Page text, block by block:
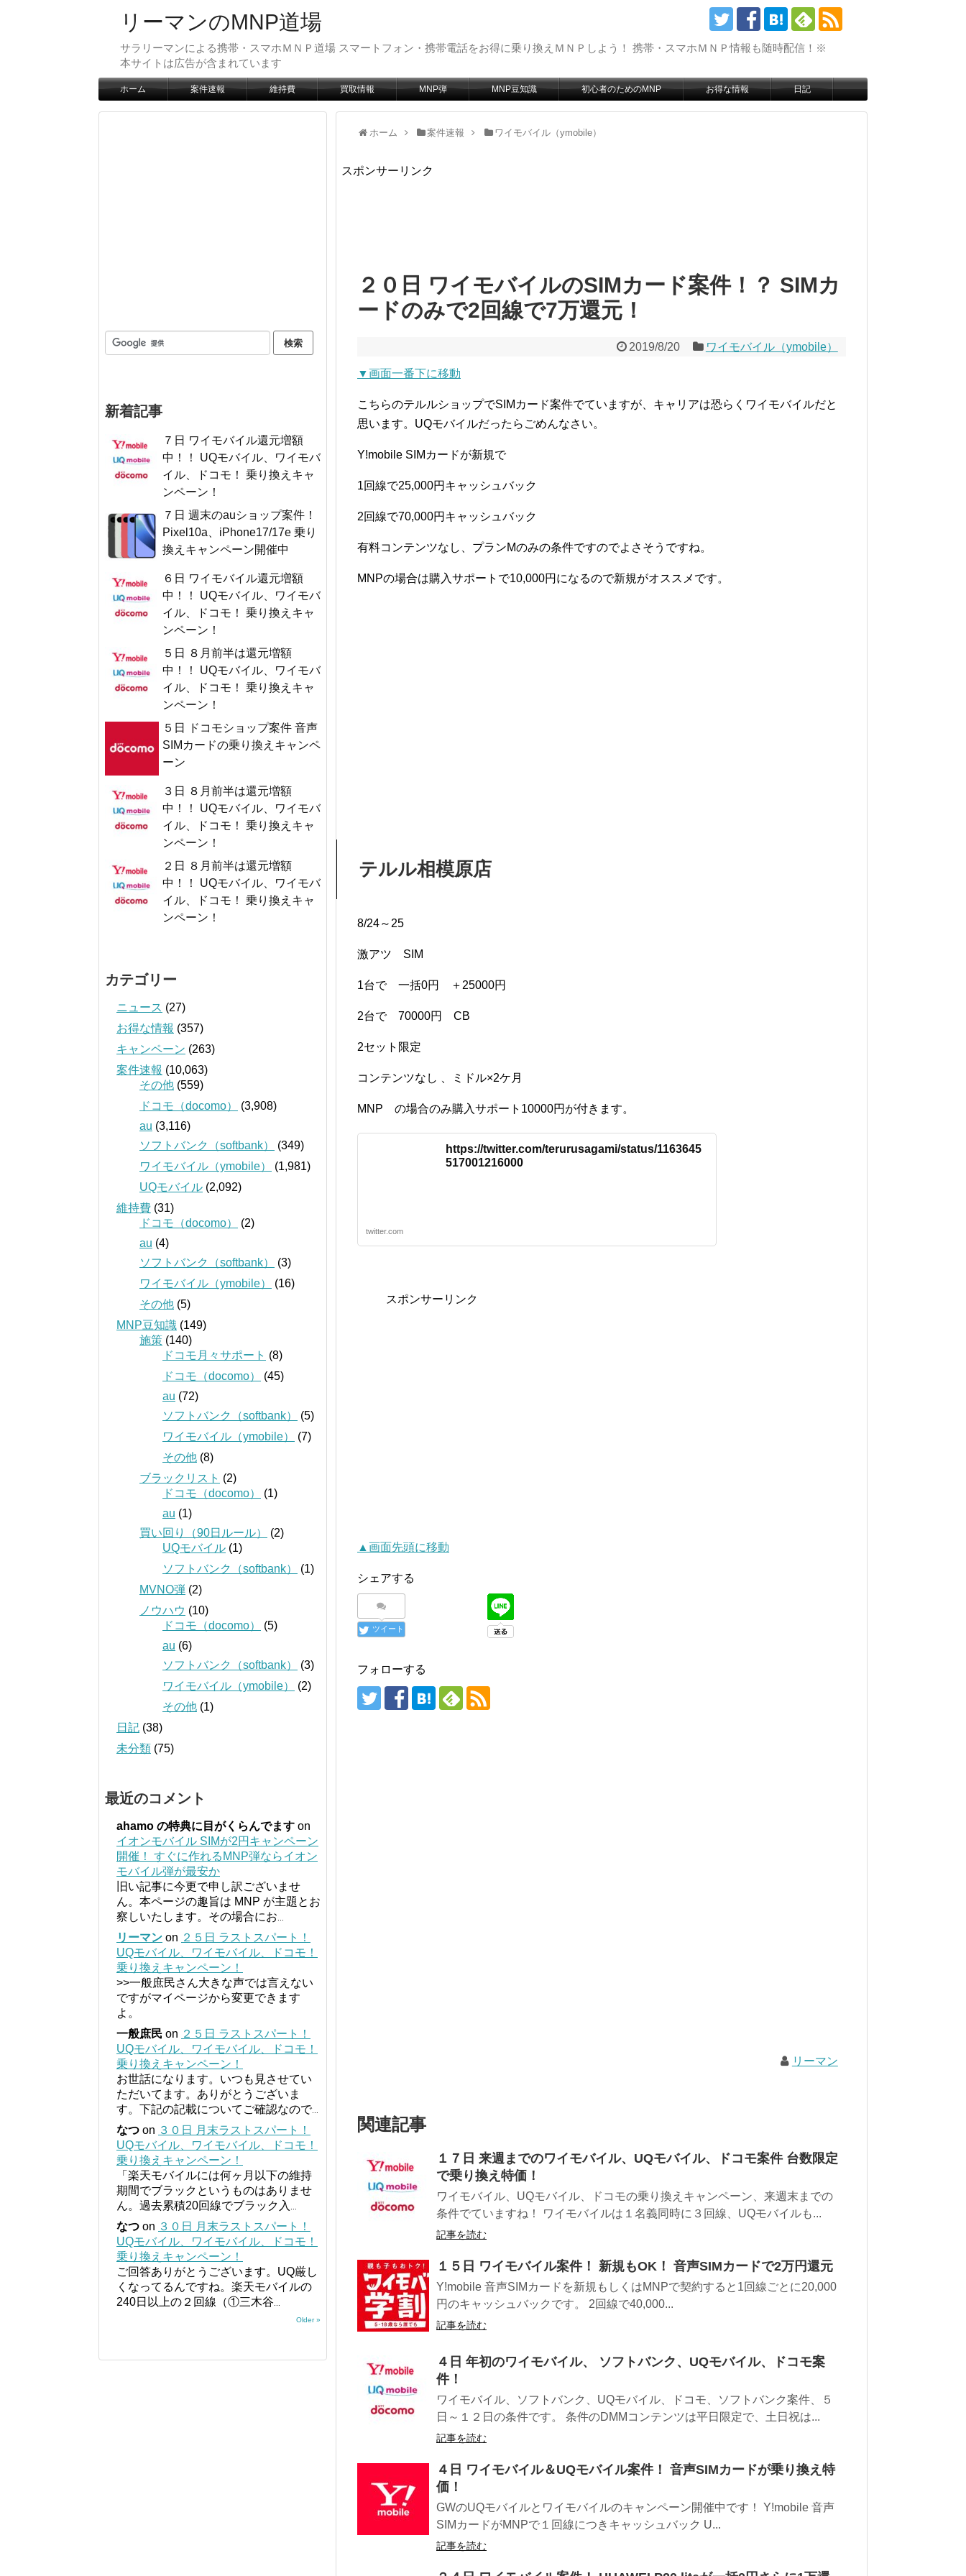
リーマンのMNP道場
サラリーマンによる携帯・スマホＭＮＰ道場 スマートフォン・携帯電話をお得に乗り換えＭＮＰしよう！ 携帯・スマホＭＮＰ情報も随時配信！※
本サイトは広告が含まれています
ホーム 案件速報 維持費 買取情報 MNP弾 MNP豆知識 初心者のためのMNP お得な情報 日記
ホーム 案件速報 ワイモバイル（ymobile）
スポンサーリンク
２０日 ワイモバイルのSIMカード案件！？ SIMカ
ードのみで2回線で7万還元！
2019/8/20 ワイモバイル（ymobile）
▼画面一番下に移動
こちらのテルルショップでSIMカード案件でていますが、キャリアは恐らくワイモバイルだと
思います。UQモバイルだったらごめんなさい。
Y!mobile SIMカードが新規で
1回線で25,000円キャッシュバック
2回線で70,000円キャッシュバック
有料コンテンツなし、プランMのみの条件ですのでよさそうですね。
MNPの場合は購入サポートで10,000円になるので新規がオススメです。
テルル相模原店
8/24～25
激アツ SIM
1台で 一括0円 ＋25000円
2台で 70000円 CB
2セット限定
コンテンツなし 、ミドル×2ケ月
MNP の場合のみ購入サポート10000円が付きます。
https://twitter.com/terurusagami/status/1163645
517001216000
twitter.com
スポンサーリンク
▲画面先頭に移動
シェアする
ツイート
フォローする
リーマン
関連記事
１７日 来週までのワイモバイル、UQモバイル、ドコモ案件 台数限定
で乗り換え特価！
ワイモバイル、UQモバイル、ドコモの乗り換えキャンペーン、来週末までの
条件でていますね！ ワイモバイルは１名義同時に３回線、UQモバイルも...
記事を読む
１５日 ワイモバイル案件！ 新規もOK！ 音声SIMカードで2万円還元
Y!mobile 音声SIMカードを新規もしくはMNPで契約すると1回線ごとに20,000
円のキャッシュバックです。 2回線で40,000...
記事を読む
４日 年初のワイモバイル、 ソフトバンク、UQモバイル、ドコモ案
件！
ワイモバイル、ソフトバンク、UQモバイル、ドコモ、ソフトバンク案件、５
日～１２日の条件です。 条件のDMMコンテンツは平日限定で、土日祝は...
記事を読む
４日 ワイモバイル＆UQモバイル案件！ 音声SIMカードが乗り換え特
価！
GWのUQモバイルとワイモバイルのキャンペーン開催中です！ Y!mobile 音声
SIMカードがMNPで１回線につきキャッシュバック U...
記事を読む
新着記事
７日 ワイモバイル還元増額
中！！ UQモバイル、ワイモバ
イル、ドコモ！ 乗り換えキャ
ンペーン！
７日 週末のauショップ案件！
Pixel10a、iPhone17/17e 乗り
換えキャンペーン開催中
６日 ワイモバイル還元増額
中！！ UQモバイル、ワイモバ
イル、ドコモ！ 乗り換えキャ
ンペーン！
５日 ８月前半は還元増額
中！！ UQモバイル、ワイモバ
イル、ドコモ！ 乗り換えキャ
ンペーン！
５日 ドコモショップ案件 音声
SIMカードの乗り換えキャンペ
ーン
３日 ８月前半は還元増額
中！！ UQモバイル、ワイモバ
イル、ドコモ！ 乗り換えキャ
ンペーン！
２日 ８月前半は還元増額
中！！ UQモバイル、ワイモバ
イル、ドコモ！ 乗り換えキャ
ンペーン！
カテゴリー
ニュース (27)
お得な情報 (357)
キャンペーン (263)
案件速報 (10,063)
その他 (559)
ドコモ（docomo）
(3,908)
au (3,116)
ソフトバンク（softbank）
(349)
ワイモバイル（ymobile）
(1,981)
UQモバイル (2,092)
維持費 (31)
ドコモ（docomo）
(2)
au (4)
ソフトバンク（softbank）
(3)
ワイモバイル（ymobile）
(16)
その他 (5)
MNP豆知識 (149)
施策 (140)
ドコモ月々サポート (8)
ドコモ（docomo）
(45)
au (72)
ソフトバンク（softbank）
(5)
ワイモバイル（ymobile）
(7)
その他 (8)
ブラックリスト (2)
ドコモ（docomo）
(1)
au (1)
買い回り（90日ルール）
(2)
UQモバイル (1)
ソフトバンク（softbank）
(1)
MVNO弾 (2)
ノウハウ (10)
ドコモ（docomo）
(5)
au (6)
ソフトバンク（softbank）
(3)
ワイモバイル（ymobile）
(2)
その他 (1)
日記 (38)
未分類 (75)
最近のコメント
ahamo の特典に目がくらんでます on
イオンモバイル SIMが2円キャンペーン
開催！ すぐに作れるMNP弾ならイオン
モバイル弾が最安か
旧い記事に今更で申し訳ございませ
ん。本ページの趣旨は MNP が主題とお
察しいたします。その場合にお
リーマン on ２５日 ラストスパート！
UQモバイル、ワイモバイル、ドコモ！
乗り換えキャンペーン！
>>一般庶民さん大きな声では言えない
ですがマイページから変更できます
よ。
一般庶民 on ２５日 ラストスパート！
UQモバイル、ワイモバイル、ドコモ！
乗り換えキャンペーン！
お世話になります。いつも見させてい
ただいてます。ありがとうございま
す。下記の記載についてご確認なので...
なつ on ３０日 月末ラストスパート！
UQモバイル、ワイモバイル、ドコモ！
乗り換えキャンペーン！
「楽天モバイルには何ヶ月以下の維持
期間でブラックというものはありませ
ん。過去累積20回線でブラック入
なつ on ３０日 月末ラストスパート！
UQモバイル、ワイモバイル、ドコモ！
乗り換えキャンペーン！
ご回答ありがとうございます。UQ厳し
くなってるんですね。楽天モバイルの
240日以上の２回線（①三木谷
Older »